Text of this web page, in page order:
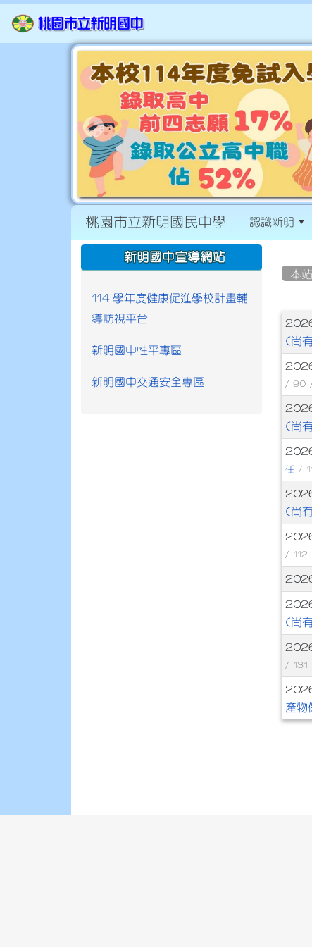
桃園市立新明國民中學 認識新明
本
文
(尚
/ 90
(尚
任 /
(尚
/
(尚
/
產物
:::
新明國中宣導網站
114 學年度健康促進學校計畫輔
導訪視平台
新明國中性平專區
新明國中交通安全專區